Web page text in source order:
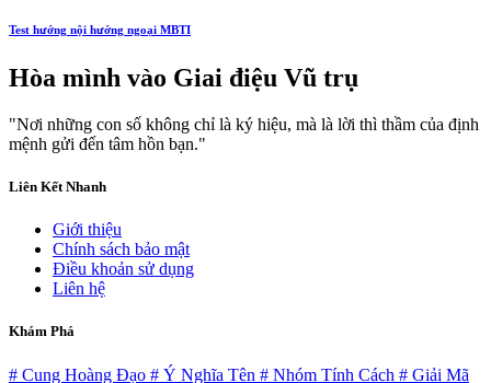
Test hướng nội hướng ngoại MBTI
Hòa mình vào Giai điệu Vũ trụ
"Nơi những con số không chỉ là ký hiệu, mà là lời thì thầm của định
mệnh gửi đến tâm hồn bạn."
Liên Kết Nhanh
Giới thiệu
Chính sách bảo mật
Điều khoản sử dụng
Liên hệ
Khám Phá
# Cung Hoàng Đạo # Ý Nghĩa Tên # Nhóm Tính Cách # Giải Mã